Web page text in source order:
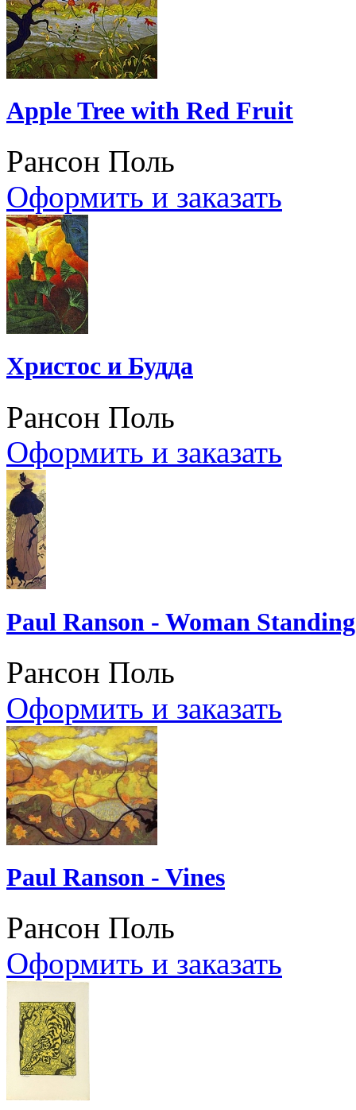
Apple Tree with Red Fruit
Рансон Поль
Оформить и заказать
Христос и Будда
Рансон Поль
Оформить и заказать
Paul Ranson - Woman
Рансон Поль
Оформить и заказать
Paul Ranson - Vines
Рансон Поль
Оформить и заказать